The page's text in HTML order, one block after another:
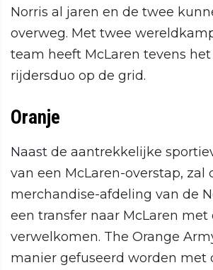
Norris al jaren en de twee
overweg. Met twee
team heeft McLaren tevens
rijdersduo op de grid.
Oranje
Naast de aantrekkelijke
van een McLaren-overstap, zal
merchandise-afdeling van de
een transfer naar McLaren met
verwelkomen. The Orange
manier gefuseerd worden met